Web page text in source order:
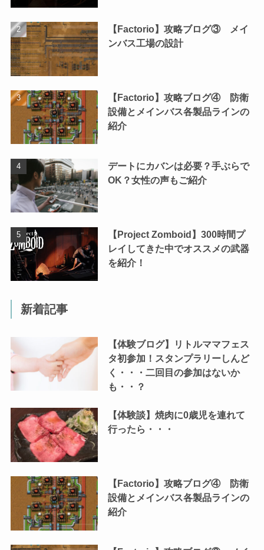
【Factorio】攻略ブログ③ メイ
ンバス工場の設計
【Factorio】攻略ブログ④ 防衛
設備とメインバス各製品ラインの
紹介
デートにカバンは必要？手ぶらで
OK？女性の声もご紹介
【Project Zomboid】300時間プ
レイしてきた中でオススメの武器
を紹介！
新着記事
【体験ブログ】リトルママフェス
タ初参加！スタンプラリーしんど
く・・・二回目の参加はないか
も・・？
【体験談】焼肉に0歳児を連れて
行ったら・・・
【Factorio】攻略ブログ④ 防衛
設備とメインバス各製品ラインの
紹介